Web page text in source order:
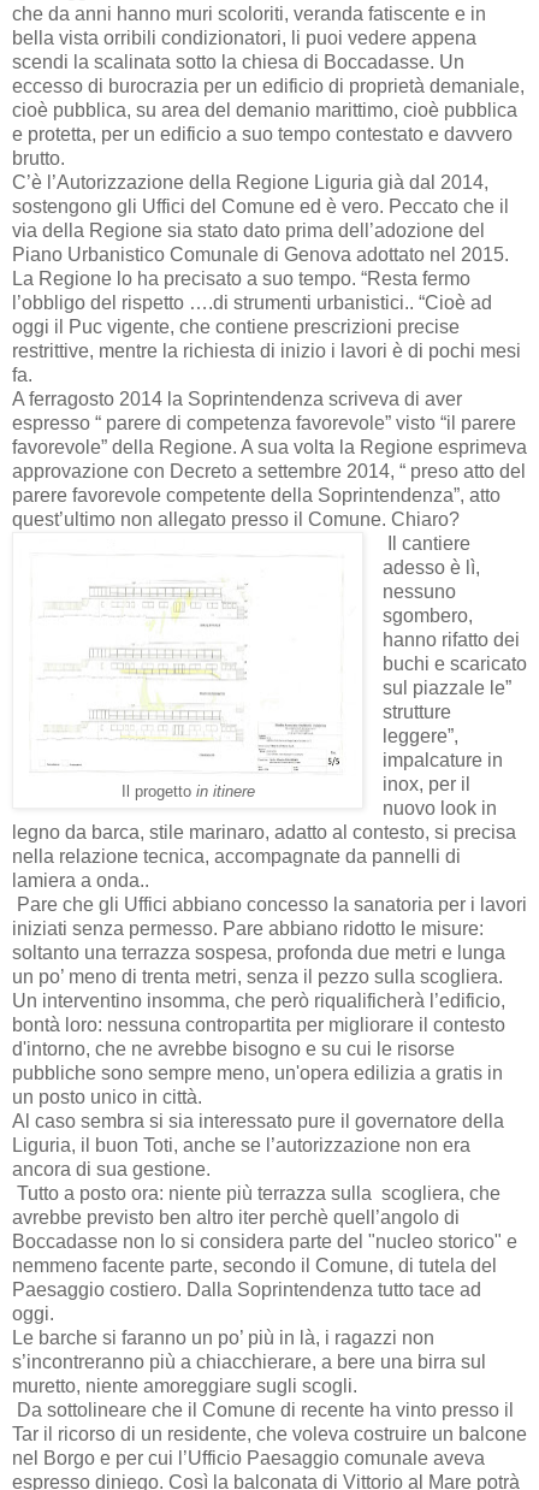
che da anni hanno muri scoloriti, veranda fatiscente e in
bella vista orribili condizionatori, li puoi vedere appena
scendi la scalinata sotto la chiesa di Boccadasse. Un
eccesso di burocrazia per un edificio di proprietà demaniale,
cioè pubblica, su area del demanio marittimo, cioè pubblica
e protetta, per un edificio a suo tempo contestato e davvero
brutto.
C’è l’Autorizzazione della Regione Liguria già dal 2014,
sostengono gli Uffici del Comune ed è vero. Peccato che il
via della Regione sia stato dato prima dell’adozione del
Piano Urbanistico Comunale di Genova adottato nel 2015.
La Regione lo ha precisato a suo tempo. “Resta fermo
l’obbligo del rispetto ….di strumenti urbanistici.. “Cioè ad
oggi il Puc vigente, che contiene prescrizioni precise
restrittive, mentre la richiesta di inizio i lavori è di pochi mesi
fa.
A ferragosto 2014 la Soprintendenza scriveva di aver
espresso “ parere di competenza favorevole” visto “il parere
favorevole” della Regione. A sua volta la Regione esprimeva
approvazione con Decreto a settembre 2014, “ preso atto del
parere favorevole competente della Soprintendenza”, atto
quest’ultimo non allegato presso il Comune. Chiaro?
Il progetto in itinere
Il cantiere
adesso è lì,
nessuno
sgombero,
hanno rifatto dei
buchi e scaricato
sul piazzale le”
strutture
leggere”,
impalcature in
inox, per il
nuovo look in
legno da barca, stile marinaro, adatto al contesto, si precisa
nella relazione tecnica, accompagnate da pannelli di
lamiera a onda..
Pare che gli Uffici abbiano concesso la sanatoria per i lavori
iniziati senza permesso. Pare abbiano ridotto le misure:
soltanto una terrazza sospesa, profonda due metri e lunga
un po’ meno di trenta metri, senza il pezzo sulla scogliera.
Un interventino insomma, che però riqualificherà l’edificio,
bontà loro: nessuna contropartita per migliorare il contesto
d'intorno, che ne avrebbe bisogno e su cui le risorse
pubbliche sono sempre meno, un'opera edilizia a gratis in
un posto unico in città.
Al caso sembra si sia interessato pure il governatore della
Liguria, il buon Toti, anche se l’autorizzazione non era
ancora di sua gestione.
Tutto a posto ora: niente più terrazza sulla scogliera, che
avrebbe previsto ben altro iter perchè quell’angolo di
Boccadasse non lo si considera parte del "nucleo storico" e
nemmeno facente parte, secondo il Comune, di tutela del
Paesaggio costiero. Dalla Soprintendenza tutto tace ad
oggi.
Le barche si faranno un po’ più in là, i ragazzi non
s’incontreranno più a chiacchierare, a bere una birra sul
muretto, niente amoreggiare sugli scogli.
Da sottolineare che il Comune di recente ha vinto presso il
Tar il ricorso di un residente, che voleva costruire un balcone
nel Borgo e per cui l’Ufficio Paesaggio comunale aveva
espresso diniego. Così la balconata di Vittorio al Mare potrà